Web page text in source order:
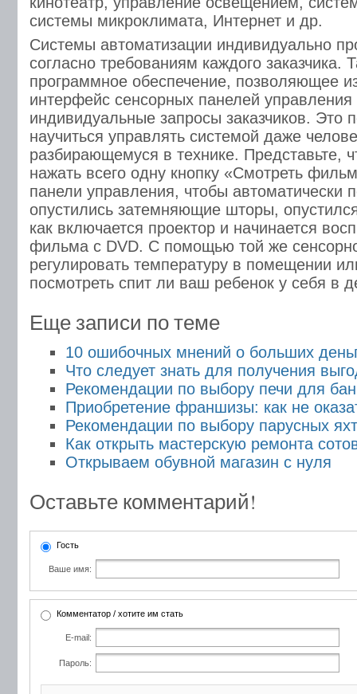
системы микроклимата, Интернет и др.
Системы автоматизации индивидуально
согласно требованиям каждого заказчика.
программное обеспечение, позволяющее
интерфейс сенсорных панелей управления
индивидуальные запросы заказчиков. Это
научиться управлять системой даже
разбирающемуся в технике. Представьте,
нажать всего одну кнопку «Смотреть
панели управления, чтобы автоматически
опустились затемняющие шторы,
как включается проектор и начинается
фильма с DVD. C помощью той же
регулировать температуру в помещении
посмотреть спит ли ваш ребенок у себя в
Еще записи по теме
10 ошибочных мнений о больших
Что следует знать для получения
Рекомендации по выбору печи для
Приобретение франшизы: как не
Рекомендации по выбору парусных
Как открыть мастерскую ремонта
Открываем обувной магазин с нуля
Оставьте комментарий!
Гость
Ваше имя:
Комментатор / хотите им стать
E-mail:
Пароль: